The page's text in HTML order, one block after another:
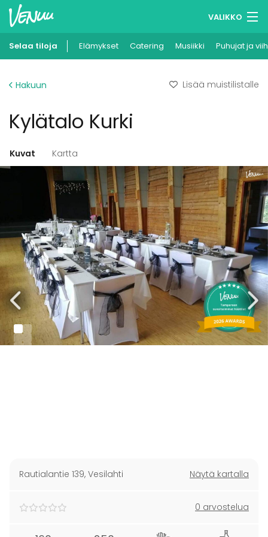
VALIKKO
Muistilistasi
Ilmoita kohteesi
Selaa tiloja Elämykset Catering Musiikki Puhujat ja
Hakuun Lisää muistilistalle
Kylätalo Kurki
Kuvat Kartta
Rautialantie 139, Vesilahti Näytä kartalla
0 arvostelua